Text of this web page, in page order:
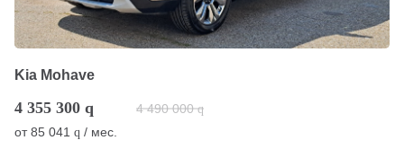
Kia Mohave
4 355 300 q 4 490 000 q
от85 041 q / мес.